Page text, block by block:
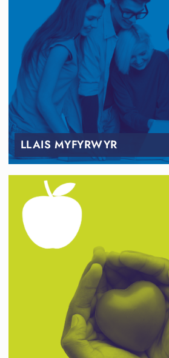
LLAIS MYFYRWYR